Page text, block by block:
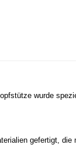
wurde
gefertigt, die